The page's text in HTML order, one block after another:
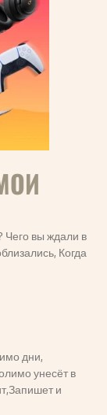
Чего вы ждали в
Когда
дни,
унесёт в
и